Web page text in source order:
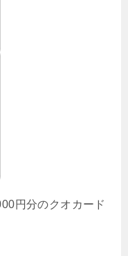
円分のクオカード